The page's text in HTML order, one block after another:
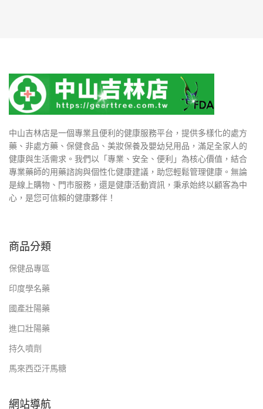
中山吉林店是一個專業且便利的健康服務平台，提供多樣化的處方
藥、非處方藥、保健食品、美妝保養及嬰幼兒用品，滿足全家人的
健康與生活需求。我們以「專業、安全、便利」為核心價值，結合
專業藥師的用藥諮詢與個性化健康建議，助您輕鬆管理健康。無論
是線上購物、門市服務，還是健康活動資訊，秉承始終以顧客為中
心，是您可信賴的健康夥伴！
商品分類
保健品專區
印度學名藥
國產壯陽藥
進口壯陽藥
持久噴劑
馬來西亞汗馬糖
網站導航